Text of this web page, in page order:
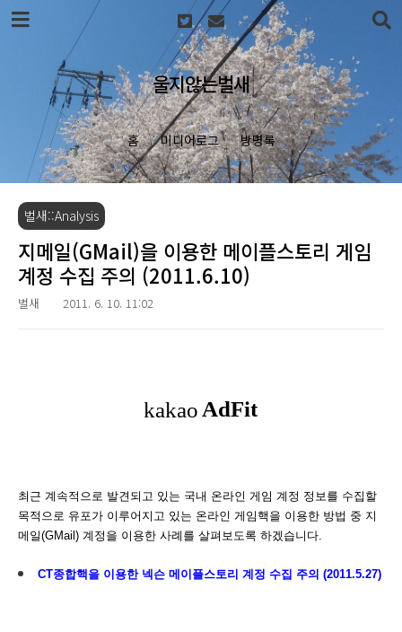
본문 바로가기
울지않는벌새
홈 미디어로그 방명록
벌새::Analysis
지메일(GMail)을 이용한 메이플스토리 게임
계정 수집 주의 (2011.6.10)
벌새 2011. 6. 10. 11:02
최근 계속적으로 발견되고 있는 국내 온라인 게임 계정 정보를 수집할
목적으로 유포가 이루어지고 있는 온라인 게임핵을 이용한 방법 중 지
메일(GMail) 계정을 이용한 사례를 살펴보도록 하겠습니다.
CT종합핵을 이용한 넥슨 메이플스토리 계정 수집 주의 (2011.5.27)